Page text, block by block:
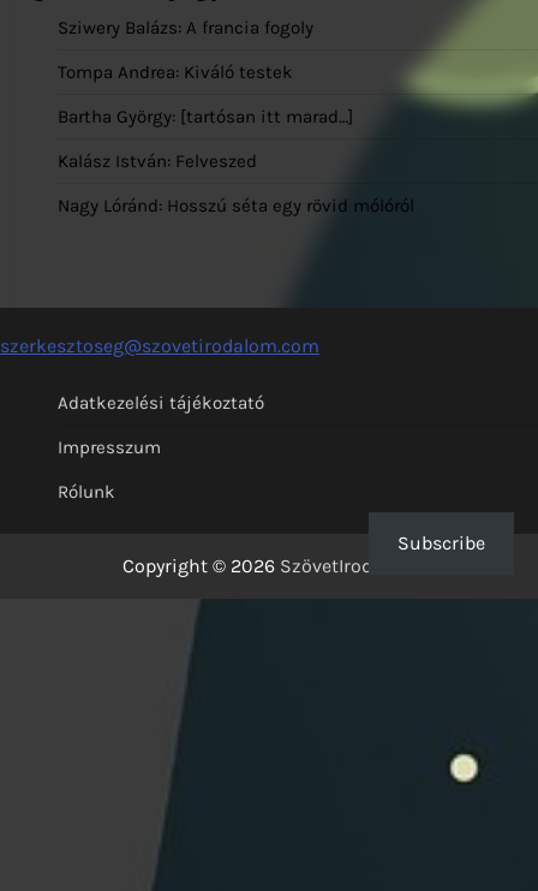
Sziwery Balázs: A francia fogoly
Tompa Andrea: Kiváló testek
Bartha György: [tartósan itt marad…]
Kalász István: Felveszed
Nagy Lóránd: Hosszú séta egy rövid mólóról
szerkesztoseg@szovetirodalom.com
Adatkezelési tájékoztató
Impresszum
Rólunk
Copyright © 2026 SzövetIrodalom
Subscribe